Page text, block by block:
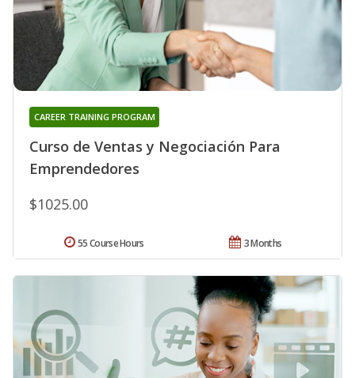
Curso de Ventas y Negociación Para
Emprendedores
CAREER TRAINING PROGRAM
$1025.00
3 Months
55 Course Hours